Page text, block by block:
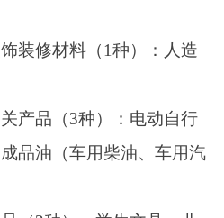
种）：学生文具、儿
软管
）：学生校服
）：化肥（复混肥